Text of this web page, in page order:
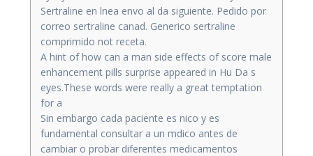
Sertraline en lnea envo al da siguiente. Pedido por
correo sertraline canad. Generico sertraline
comprimido not receta.
A hint of how can a man side effects of score male
enhancement pills surprise appeared in Hu Da s
eyes.These words were really a great temptation
for a
Sin embargo cada paciente es nico y es
fundamental consultar a un mdico antes de
cambiar o probar diferentes medicamentos